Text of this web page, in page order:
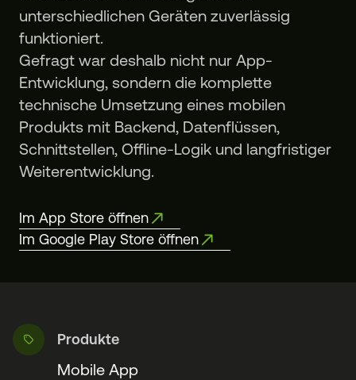
unterschiedlichen Geräten zuverlässig
funktioniert.
Gefragt war deshalb nicht nur App-
Entwicklung, sondern die komplette
technische Umsetzung eines mobilen
Produkts mit Backend, Datenflüssen,
Schnittstellen, Offline-Logik und langfristiger
Weiterentwicklung.
Im App Store öffnen
Im Google Play Store öffnen
Produkte
Mobile App